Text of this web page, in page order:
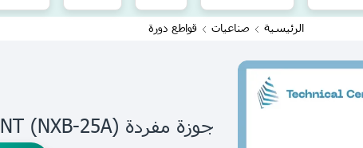
الرئيسية صناعيات قواطع دورة
جوزة مفردة (NXB-25A) CHINT